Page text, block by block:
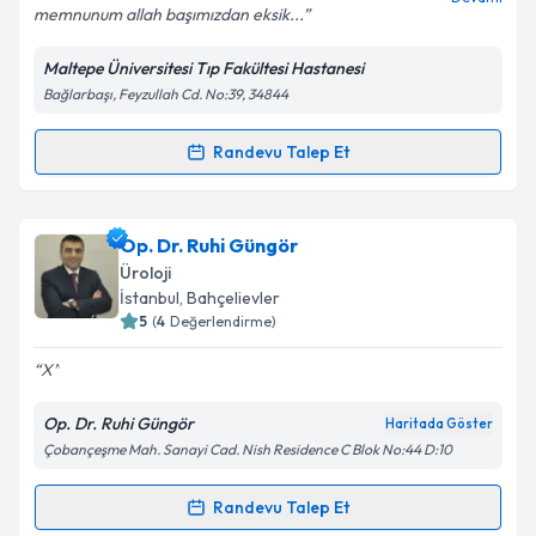
Kişisel verilerimin işlenmesine ilişkin
Metni'ni okudum ve kişisel verilerimin belirtilen
kapsamda işlenmesini kabul ediyorum.
memnunum allah başımızdan eksik...
Maltepe Üniversitesi Tıp Fakültesi Hastanesi
Bağlarbaşı, Feyzullah Cd. No:39, 34844
Randevu Talep Et
Randevu Takvimi Talebi
Prof. Dr. Hasan Soydaniçin randevu takvimi talebi
oluşturun. Size bu uzmandan randevu almanız için bir
takvim hazırlandığında e-posta ile bilgilendireceğiz.
Kişisel verilerimin işlenmesine ilişkinAydınlatma
Metni'ni okudum ve kişisel verilerimin belirtilen
kapsamda işlenmesini kabul ediyorum.
Op. Dr. Ruhi Güngör
Üroloji
İstanbul, Bahçelievler
5 (4 Değerlendirme)
X
Op. Dr. Ruhi Güngör Haritada Göster
Çobançeşme Mah. Sanayi Cad. Nish Residence C Blok No:44 D:10
Randevu Talep Et
Randevu Takvimi Talebi